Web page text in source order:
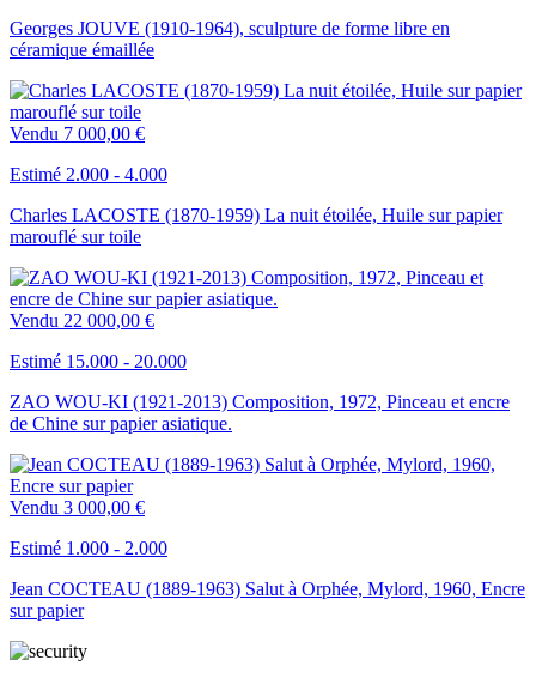
Georges JOUVE (1910-1964), sculpture de forme libre en
céramique émaillée
Vendu 7 000,00 €
Estimé 2.000 - 4.000
Charles LACOSTE (1870-1959) La nuit étoilée, Huile sur papier
marouflé sur toile
Vendu 22 000,00 €
Estimé 15.000 - 20.000
ZAO WOU-KI (1921-2013) Composition, 1972, Pinceau et encre
de Chine sur papier asiatique.
Vendu 3 000,00 €
Estimé 1.000 - 2.000
Jean COCTEAU (1889-1963) Salut à Orphée, Mylord, 1960, Encre
sur papier